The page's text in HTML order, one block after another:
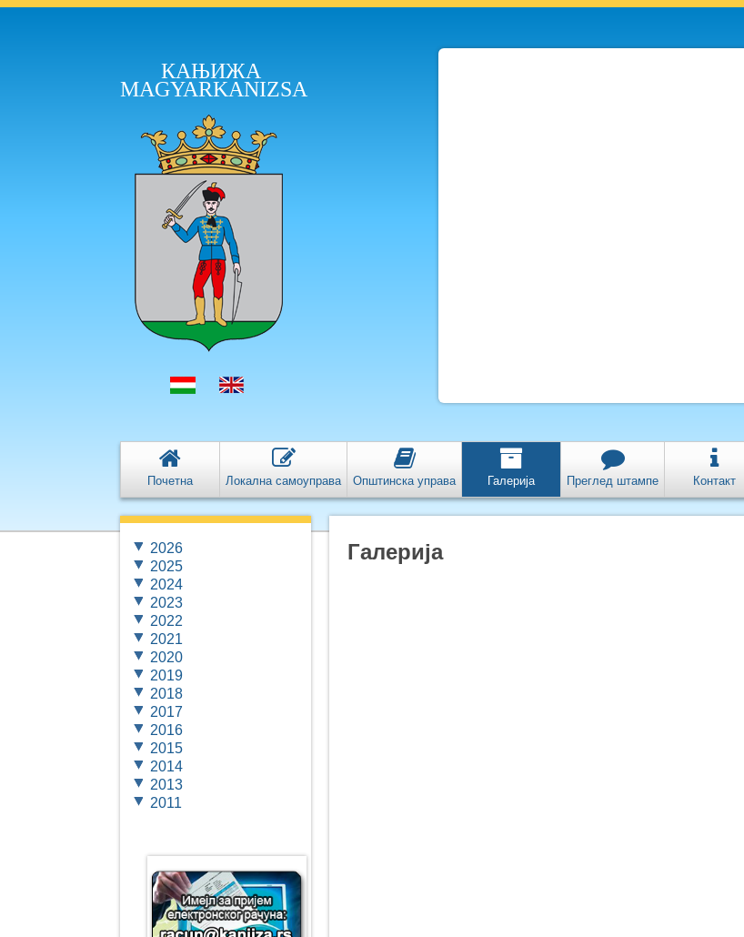
КАЊИЖА
MAGYARKANIZSA
Почетна Локална самоуправа Општинска управа Галерија Преглед штампе Контакт
2026
2025
2024
2023
2022
2021
2020
2019
2018
2017
2016
2015
2014
2013
2011
Галерија